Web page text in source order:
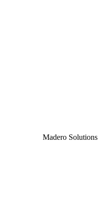
Madero Solutions